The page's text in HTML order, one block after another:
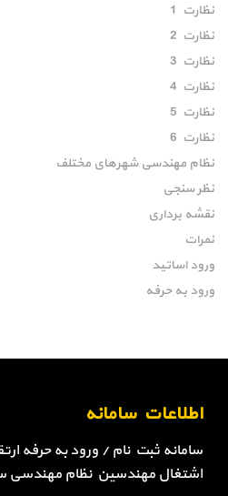
نظارت 1
نظارت 2
نظارت 3
نظارت 4
نظارت 5
نظارت 6
نظام مهندسی شهرهای مختلف
نظر سنجی
نقشه برداری
نمرات
ورود اساتید
ورود به حرفه
اطلاعات سامانه
سامانه ثبت نام / ورود به حرفه
اشتغال مهندسین نظام مهندسی